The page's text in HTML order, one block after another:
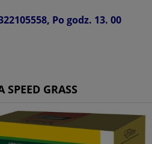
Po godz. 13. 00
SPEED GRASS